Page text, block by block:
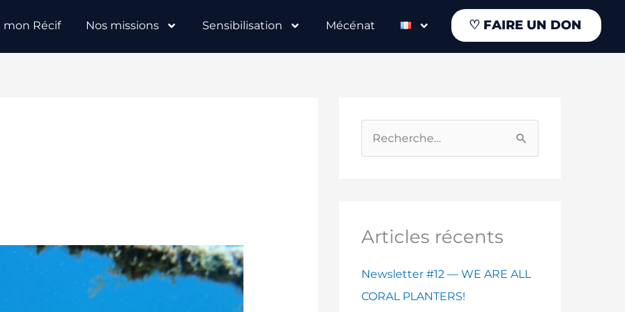
mon Récif Nos missions Sensibilisation Mécénat ♡ FAIRE UN DON
e
c
h
Articles récents
Newsletter #12 — WE ARE ALL
CORAL PLANTERS!